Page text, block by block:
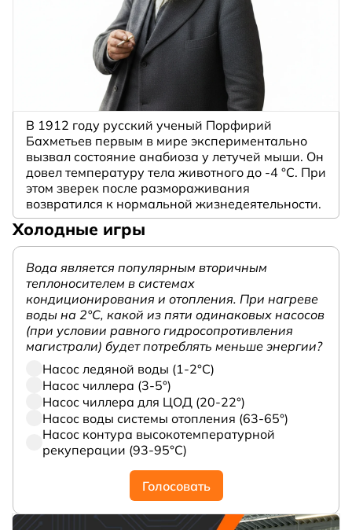
В 1912 году русский ученый Порфирий
Бахметьев первым в мире экспериментально
вызвал состояние анабиоза у летучей мыши. Он
довел температуру тела животного до -4 °C. При
этом зверек после размораживания
возвратился к нормальной жизнедеятельности.
Холодные игры
Вода является популярным вторичным
теплоносителем в системах
кондиционирования и отопления. При нагреве
воды на 2°С, какой из пяти одинаковых насосов
(при условии равного гидросопротивления
магистрали) будет потреблять меньше энергии?
Насос ледяной воды (1-2°С)
Насос чиллера (3-5°)
Насос чиллера для ЦОД (20-22°)
Насос воды системы отопления (63-65°)
Насос контура высокотемпературной
рекуперации (93-95°С)
Голосовать